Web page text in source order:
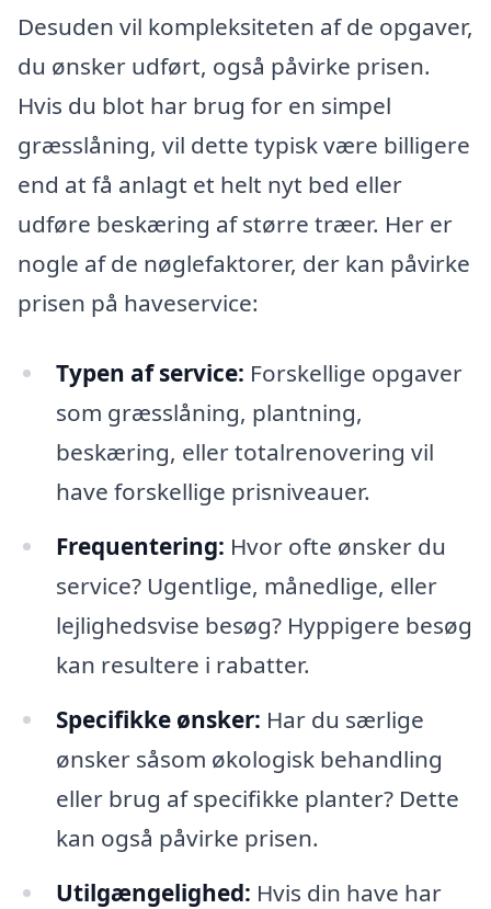
Desuden vil kompleksiteten af de opgaver,
du ønsker udført, også påvirke prisen.
Hvis du blot har brug for en simpel
græsslåning, vil dette typisk være billigere
end at få anlagt et helt nyt bed eller
udføre beskæring af større træer. Her er
nogle af de nøglefaktorer, der kan påvirke
prisen på haveservice:
Typen af service: Forskellige opgaver
som græsslåning, plantning,
beskæring, eller totalrenovering vil
have forskellige prisniveauer.
Frequentering: Hvor ofte ønsker du
service? Ugentlige, månedlige, eller
lejlighedsvise besøg? Hyppigere besøg
kan resultere i rabatter.
Specifikke ønsker: Har du særlige
ønsker såsom økologisk behandling
eller brug af specifikke planter? Dette
kan også påvirke prisen.
Utilgængelighed: Hvis din have har